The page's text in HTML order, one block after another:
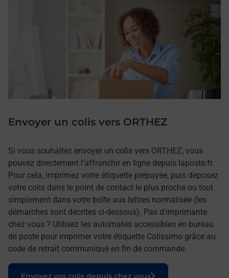
Envoyer un colis vers ORTHEZ
Si vous souhaitez envoyer un colis vers ORTHEZ, vous
pouvez directement l'affranchir en ligne depuis laposte.fr.
Pour cela, imprimez votre étiquette prépayée, puis déposez
votre colis dans le point de contact le plus proche ou tout
simplement dans votre boîte aux lettres normalisée (les
démarches sont décrites ci-dessous). Pas d'imprimante
chez vous ? Utilisez les automates accessibles en bureau
de poste pour imprimer votre étiquette Colissimo grâce au
code de retrait communiqué en fin de commande.
Envoyez vos colis depuis chez vous
Le lien s'ouvre dans un nouvel onglet